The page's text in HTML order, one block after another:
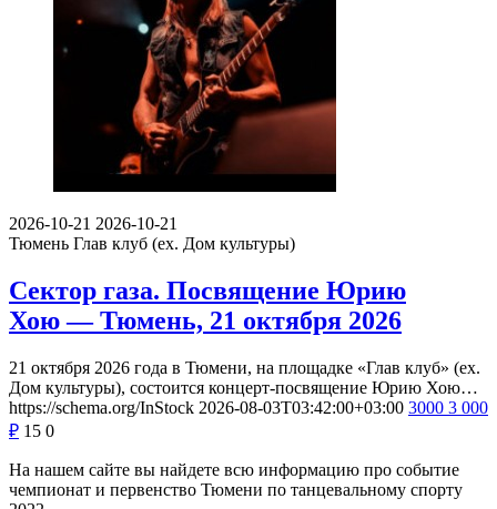
2026-10-21 2026-10-21
Тюмень Глав клуб (ex. Дом культуры)
Сектор газа. Посвящение Юрию
Хою — Тюмень, 21 октября 2026
21 октября 2026 года в Тюмени, на площадке «Глав клуб» (ex.
Дом культуры), состоится концерт-посвящение Юрию Хою…
https://schema.org/InStock 2026-08-03T03:42:00+03:00 3000 3 000
₽ 15 0
На нашем сайте вы найдете всю информацию про событие
чемпионат и первенство Тюмени по танцевальному спорту